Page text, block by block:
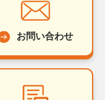
お問い合わせ